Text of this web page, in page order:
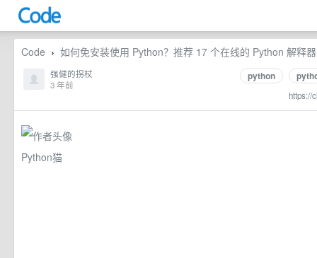
Code › 如何免安装使用 Python？推荐 17 个在线的 Python 解释
python
https://
强健的拐杖
3 年前
Python猫